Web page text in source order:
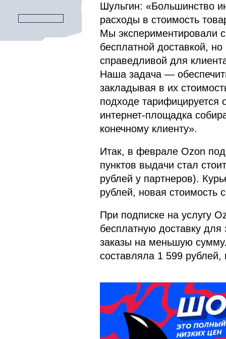
Шульгин: «Большинство
расходы в стоимость
Мы экспериментировали
бесплатной доставкой,
справедливой для
Наша задача —
закладывая в их
подходе тарифицируется
интернет-площадка
конечному клиенту».
Итак, в феврале Ozon
пунктов выдачи стал
рублей у партнеров).
рублей, новая стоимость
При подписке на услугу
бесплатную доставку для
заказы на меньшую
составляла 1 599 рублей,